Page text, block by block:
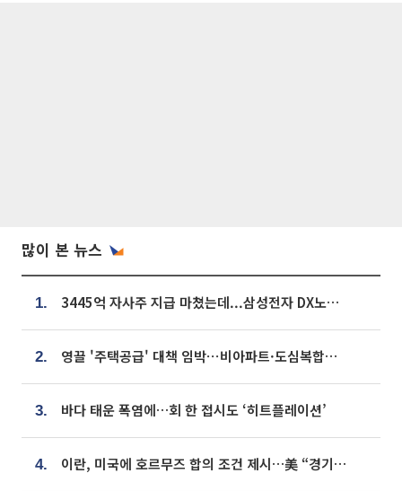
많이 본 뉴스
1. 3445억 자사주 지급 마쳤는데...삼성전자 DX노조, 뒤늦은 '떼쓰기 집회'
2. 영끌 '주택공급' 대책 임박⋯비아파트·도심복합까지 총동원
3. 바다 태운 폭염에…회 한 접시도 ‘히트플레이션’
4. 이란, 미국에 호르무즈 합의 조건 제시…美 “경기 아직 안 끝나” [종합]